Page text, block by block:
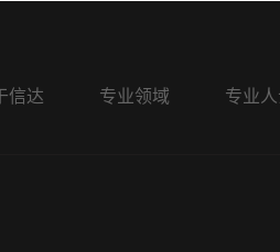
有限公司买卖合同纠纷（总标的逾400
信达 专业领域 专业